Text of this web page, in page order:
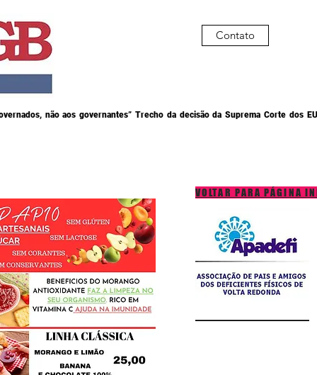
não aos governantes” Trecho da decisão da Suprema Corte dos
Contato
VOLTAR PARA PÁGINA